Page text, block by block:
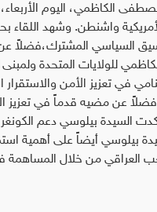
الكاظمي، اليوم
واشنطن. وشهد
السياسي المشترك،فضلاً عن
للولايات المتحدة
في تعزيز الأمن
عن مضيه قدماً في تعزيز
السيدة بيلوسي دعم
بيلوسي أيضاً على أهمية
من خلال المساهمة في